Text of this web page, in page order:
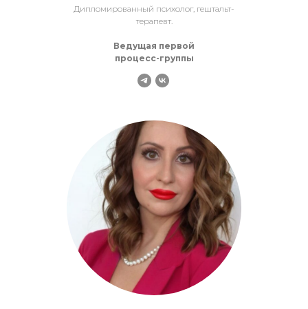
Дипломированный психолог, гештальт-
терапевт.
Ведущая первой
процесс-группы